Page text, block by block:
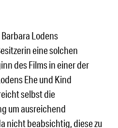
Lodens
eine solchen
des Films in einer der
Ehe und Kind
selbst die
um ausreichend
nicht beabsichtig, diese zu